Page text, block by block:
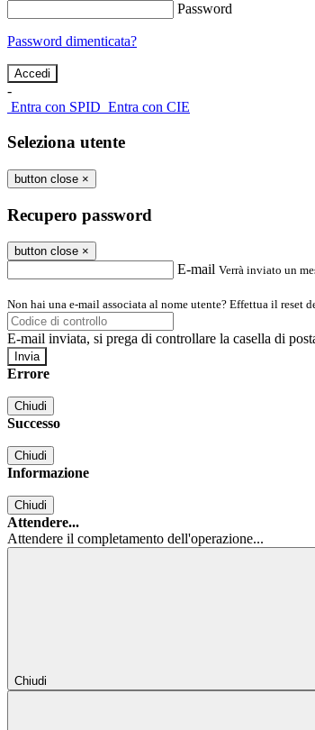
Password
Password dimenticata?
-
Entra con SPID Entra con CIE
Seleziona utente
button close ×
Recupero password
button close ×
E-mail Verrà inviato un
Non hai una e-mail associata al nome utente? Effettua il reset
E-mail inviata, si prega di controllare la casella di
Errore
Chiudi
Successo
Chiudi
Informazione
Chiudi
Attendere...
Attendere il completamento dell'operazione...
Chiudi